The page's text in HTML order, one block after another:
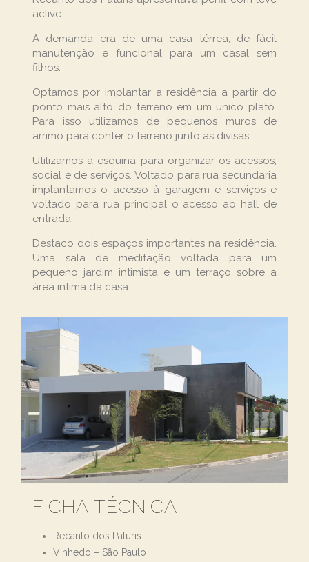
aclive.
A demanda era de uma casa térrea, de fácil
manutenção e funcional para um casal sem
filhos.
Optamos por implantar a residência a partir do
ponto mais alto do terreno em um único platô.
Para isso utilizamos de pequenos muros de
arrimo para conter o terreno junto as divisas.
Utilizamos a esquina para organizar os acessos,
social e de serviços. Voltado para rua secundaria
implantamos o acesso à garagem e serviços e
voltado para rua principal o acesso ao hall de
entrada.
Destaco dois espaços importantes na residência.
Uma sala de meditação voltada para um
pequeno jardim intimista e um terraço sobre a
área intima da casa.
FICHA TÉCNICA
Recanto dos Paturis
Vinhedo – São Paulo